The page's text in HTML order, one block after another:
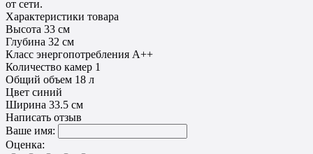
от сети.
Характеристики товара
Высота 33 см
Глубина 32 см
Класс энергопотребления A++
Количество камер 1
Общий объем 18 л
Цвет синий
Ширина 33.5 см
Написать отзыв
Ваше имя:
Оценка: